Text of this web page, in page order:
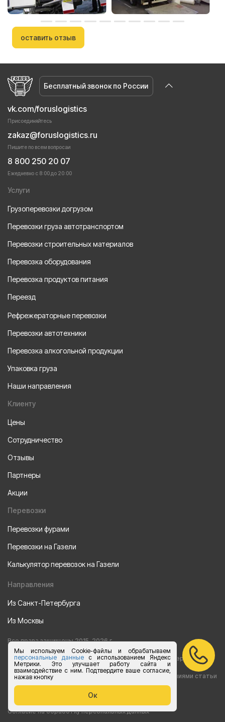
Мы используем Cookie-файлы и обрабатываем
персональные данныес использованием Яндекс
Метрики. Это улучшает работу сайта и
взаимодействие с ним. Подтвердите ваше согласие,
нажав кнопку
Ок
оставить отзыв
Бесплатный звонок по России
vk.com/foruslogistics
Присоединяйтесь
zakaz@foruslogistics.ru
Пишите по всем вопросаи
8 800 250 20 07
Ежедневно с 8:00 до 20:00
Услуги
Грузоперевозки догрузом
Перевозки груза автотранспортом
Перевозки строительных материалов
Перевозка оборудования
Перевозка продуктов питания
Переезд
Рефрежераторные перевозки
Перевозки автотехники
Перевозка алкогольной продукции
Упаковка груза
Наши направления
Клиенту
Цены
Сотрудничество
Отзывы
Партнеры
Акции
Перевозки
Перевозки фурами
Перевозки на Газели
Калькулятор перевозок на Газели
Направления
Из Санкт-Петербурга
Из Москвы
Все права защищены 2015-2026 г.
Информация на сайте носит ознакомительный характер и не
является публичной офертой, определяемой положениями статьи
437 Гражданского кодекса РФ
Согласие на обработку персональных данных